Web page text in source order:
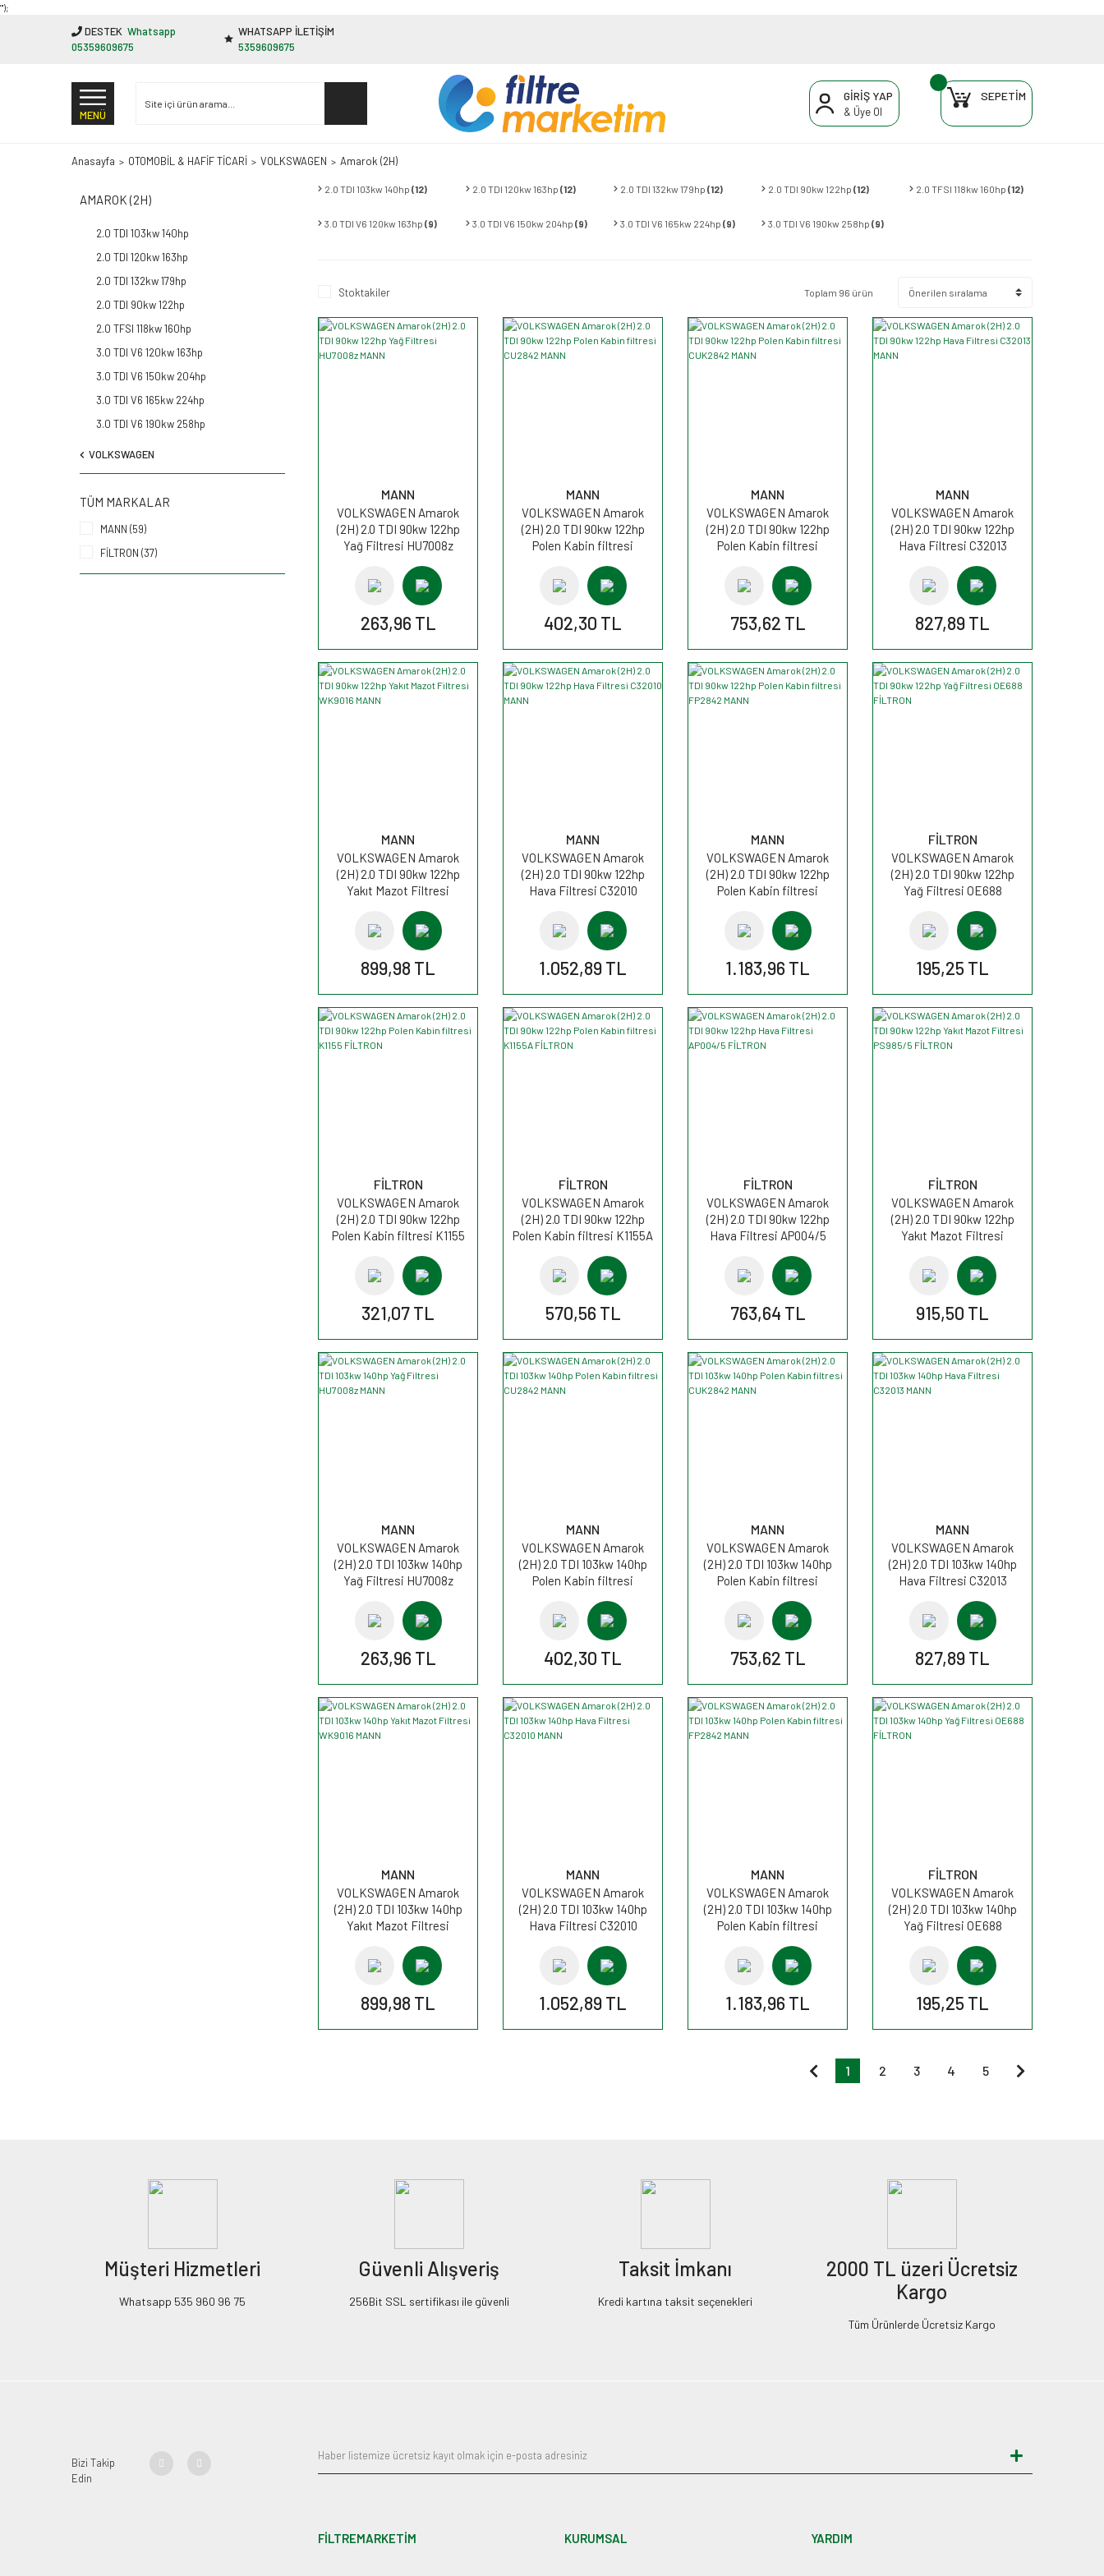
"');
DESTEK Whatsapp
05359609675
WHATSAPP İLETİŞİM
5359609675
MENÜ
GİRİŞ YAP
& Üye Ol
SEPETİM
Anasayfa OTOMOBİL & HAFİF TİCARİ VOLKSWAGEN Amarok (2H)
AMAROK (2H)
2.0 TDI 103kw 140hp
2.0 TDI 120kw 163hp
2.0 TDI 132kw 179hp
2.0 TDI 90kw 122hp
2.0 TFSI 118kw 160hp
3.0 TDI V6 120kw 163hp
3.0 TDI V6 150kw 204hp
3.0 TDI V6 165kw 224hp
3.0 TDI V6 190kw 258hp
VOLKSWAGEN
TÜM MARKALAR
MANN (59)
FİLTRON (37)
2.0 TDI 103kw 140hp (12) 2.0 TDI 120kw 163hp (12) 2.0 TDI 132kw 179hp (12) 2.0 TDI 90kw 122hp (12) 2.0 TFSI 118kw 160hp (12)
3.0 TDI V6 120kw 163hp (9) 3.0 TDI V6 150kw 204hp (9) 3.0 TDI V6 165kw 224hp (9) 3.0 TDI V6 190kw 258hp (9)
Stoktakiler Toplam 96 ürün
MANN
VOLKSWAGEN Amarok
(2H) 2.0 TDI 90kw 122hp
Yağ Filtresi HU7008z
263,96 TL
MANN
VOLKSWAGEN Amarok
(2H) 2.0 TDI 90kw 122hp
Polen Kabin filtresi
402,30 TL
MANN
VOLKSWAGEN Amarok
(2H) 2.0 TDI 90kw 122hp
Polen Kabin filtresi
753,62 TL
MANN
VOLKSWAGEN Amarok
(2H) 2.0 TDI 90kw 122hp
Hava Filtresi C32013
827,89 TL
MANN
VOLKSWAGEN Amarok
(2H) 2.0 TDI 90kw 122hp
Yakıt Mazot Filtresi
899,98 TL
MANN
VOLKSWAGEN Amarok
(2H) 2.0 TDI 90kw 122hp
Hava Filtresi C32010
1.052,89 TL
MANN
VOLKSWAGEN Amarok
(2H) 2.0 TDI 90kw 122hp
Polen Kabin filtresi
1.183,96 TL
FİLTRON
VOLKSWAGEN Amarok
(2H) 2.0 TDI 90kw 122hp
Yağ Filtresi OE688
195,25 TL
FİLTRON
VOLKSWAGEN Amarok
(2H) 2.0 TDI 90kw 122hp
Polen Kabin filtresi K1155
321,07 TL
FİLTRON
VOLKSWAGEN Amarok
(2H) 2.0 TDI 90kw 122hp
Polen Kabin filtresi K1155A
570,56 TL
FİLTRON
VOLKSWAGEN Amarok
(2H) 2.0 TDI 90kw 122hp
Hava Filtresi AP004/5
763,64 TL
FİLTRON
VOLKSWAGEN Amarok
(2H) 2.0 TDI 90kw 122hp
Yakıt Mazot Filtresi
915,50 TL
MANN
VOLKSWAGEN Amarok
(2H) 2.0 TDI 103kw 140hp
Yağ Filtresi HU7008z
263,96 TL
MANN
VOLKSWAGEN Amarok
(2H) 2.0 TDI 103kw 140hp
Polen Kabin filtresi
402,30 TL
MANN
VOLKSWAGEN Amarok
(2H) 2.0 TDI 103kw 140hp
Polen Kabin filtresi
753,62 TL
MANN
VOLKSWAGEN Amarok
(2H) 2.0 TDI 103kw 140hp
Hava Filtresi C32013
827,89 TL
MANN
VOLKSWAGEN Amarok
(2H) 2.0 TDI 103kw 140hp
Yakıt Mazot Filtresi
899,98 TL
MANN
VOLKSWAGEN Amarok
(2H) 2.0 TDI 103kw 140hp
Hava Filtresi C32010
1.052,89 TL
MANN
VOLKSWAGEN Amarok
(2H) 2.0 TDI 103kw 140hp
Polen Kabin filtresi
1.183,96 TL
FİLTRON
VOLKSWAGEN Amarok
(2H) 2.0 TDI 103kw 140hp
Yağ Filtresi OE688
195,25 TL
1 2 3 4 5
Müşteri Hizmetleri
Whatsapp 535 960 96 75
Güvenli Alışveriş
256Bit SSL sertifikası ile güvenli
Taksit İmkanı
Kredi kartına taksit seçenekleri
2000 TL üzeri Ücretsiz
Kargo
Tüm Ürünlerde Ücretsiz Kargo
Bizi Takip
Edin
FİLTREMARKETİM KURUMSAL YARDIM